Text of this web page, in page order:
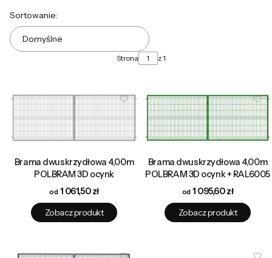
Lista produktów
Sortowanie:
Domyślne
Strona z 1
Brama dwuskrzydłowa 4,00m
POLBRAM 3D ocynk
Cena1 061,50 zł
Zobacz produkt
Brama dwuskrzydłowa 4,00m
POLBRAM 3D ocynk + RAL6005
Cena1 095,60 zł
Zobacz produkt